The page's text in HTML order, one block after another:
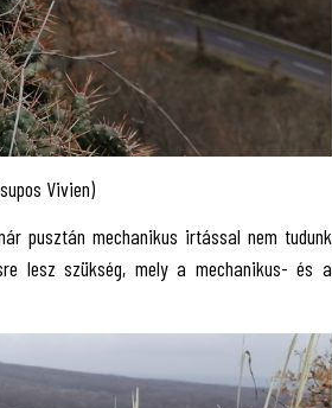
Vivien)
pusztán mechanikus irtással nem tudunk
lesz szükség, mely a mechanikus- és a